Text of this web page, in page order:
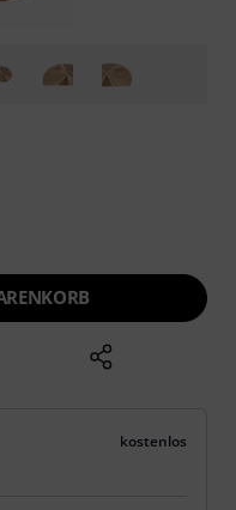
kostenlos